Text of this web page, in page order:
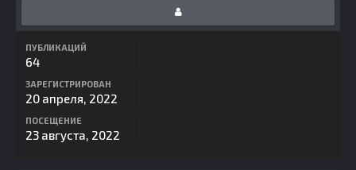
ПУБЛИКАЦИЙ
64
ЗАРЕГИСТРИРОВАН
20 апреля, 2022
ПОСЕЩЕНИЕ
23 августа, 2022